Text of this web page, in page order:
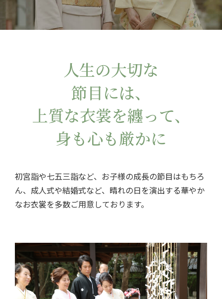
人生の大切な
節目には、
上質な衣裳を纏って、
身も心も厳かに
初宮詣や七五三詣など、お子様の成長の節目はもちろ
ん、成人式や結婚式など、 晴れの日を演出する華やか
なお衣裳を多数ご用意しております。